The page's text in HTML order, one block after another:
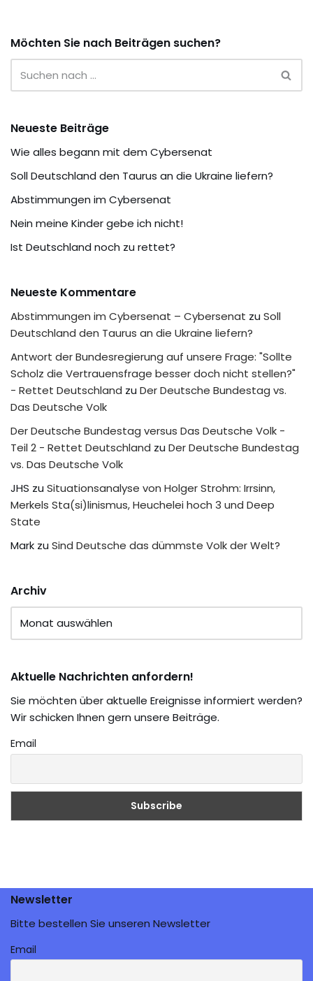
Möchten Sie nach Beiträgen suchen?
Neueste Beiträge
Wie alles begann mit dem Cybersenat
Soll Deutschland den Taurus an die Ukraine liefern?
Abstimmungen im Cybersenat
Nein meine Kinder gebe ich nicht!
Ist Deutschland noch zu rettet?
Neueste Kommentare
Abstimmungen im Cybersenat – Cybersenat zu Soll
Deutschland den Taurus an die Ukraine liefern?
Antwort der Bundesregierung auf unsere Frage: "Sollte
Scholz die Vertrauensfrage besser doch nicht stellen?"
- Rettet Deutschland zu Der Deutsche Bundestag vs.
Das Deutsche Volk
Der Deutsche Bundestag versus Das Deutsche Volk -
Teil 2 - Rettet Deutschland zu Der Deutsche Bundestag
vs. Das Deutsche Volk
JHS zu Situationsanalyse von Holger Strohm: Irrsinn,
Merkels Sta(si)linismus, Heuchelei hoch 3 und Deep
State
Mark zu Sind Deutsche das dümmste Volk der Welt?
Archiv
Aktuelle Nachrichten anfordern!
Sie möchten über aktuelle Ereignisse informiert werden?
Wir schicken Ihnen gern unsere Beiträge.
Email
Newsletter
Bitte bestellen Sie unseren Newsletter
Email